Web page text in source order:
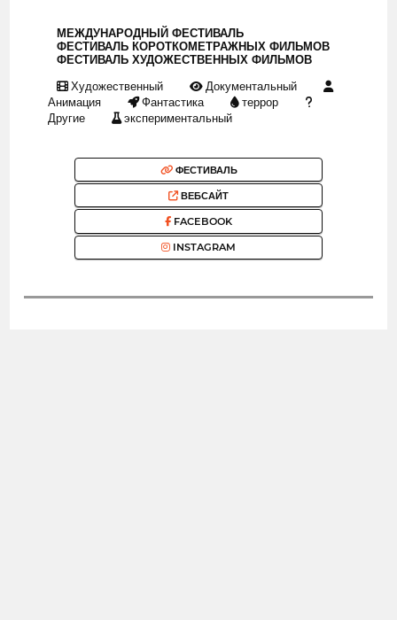
МЕЖДУНАРОДНЫЙ ФЕСТИВАЛЬ
ФЕСТИВАЛЬ КОРОТКОМЕТРАЖНЫХ ФИЛЬМОВ
ФЕСТИВАЛЬ ХУДОЖЕСТВЕННЫХ ФИЛЬМОВ
Художественный
Документальный
Анимация
Фантастика
террор
Другие
экспериментальный
ФЕСТИВАЛЬ
ВЕБСАЙТ
FACEBOOK
INSTAGRAM